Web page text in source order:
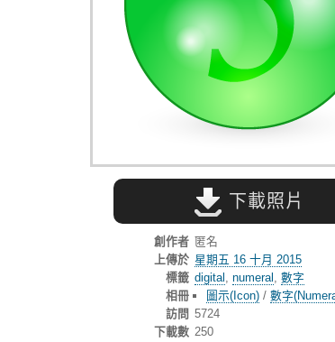
下載照片
創作者 匿名
上傳於 星期五 16 十月 2015
標籤 digital numeral
數字
相冊
圖示(Icon)/ 數字
訪問 5724
下載數 250